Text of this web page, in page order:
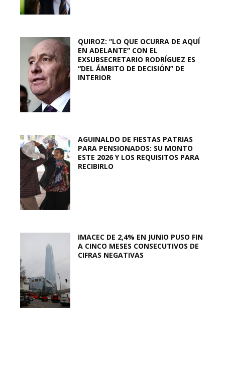
QUIROZ: “LO QUE OCURRA DE AQUÍ
EN ADELANTE” CON EL
EXSUBSECRETARIO RODRÍGUEZ ES
“DEL ÁMBITO DE DECISIÓN” DE
INTERIOR
AGUINALDO DE FIESTAS PATRIAS
PARA PENSIONADOS: SU MONTO
ESTE 2026 Y LOS REQUISITOS PARA
RECIBIRLO
IMACEC DE 2,4% EN JUNIO PUSO FIN
A CINCO MESES CONSECUTIVOS DE
CIFRAS NEGATIVAS